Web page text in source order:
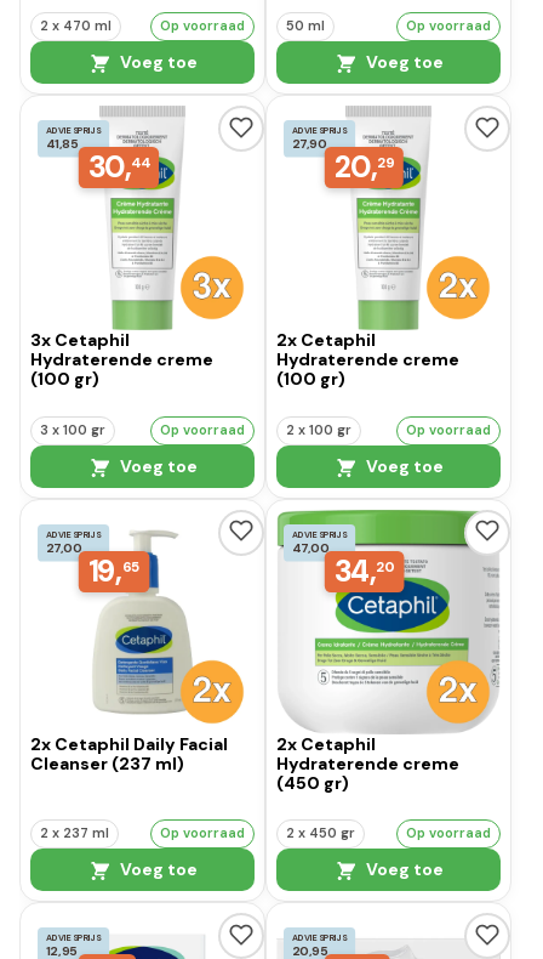
2 x 470 ml Op voorraad
Voeg toe
50 ml Op voorraad
Voeg toe
ADVIESPRIJS
41,85
30,44
3x Cetaphil
Hydraterende creme
(100 gr)
3 x 100 gr Op voorraad
Voeg toe
ADVIESPRIJS
27,90
20,29
2x Cetaphil
Hydraterende creme
(100 gr)
2 x 100 gr Op voorraad
Voeg toe
ADVIESPRIJS
27,00
19,65
2x Cetaphil Daily Facial
Cleanser (237 ml)
2 x 237 ml Op voorraad
Voeg toe
ADVIESPRIJS
47,00
34,20
2x Cetaphil
Hydraterende creme
(450 gr)
2 x 450 gr Op voorraad
Voeg toe
ADVIESPRIJS
12,95
ADVIESPRIJS
20,95